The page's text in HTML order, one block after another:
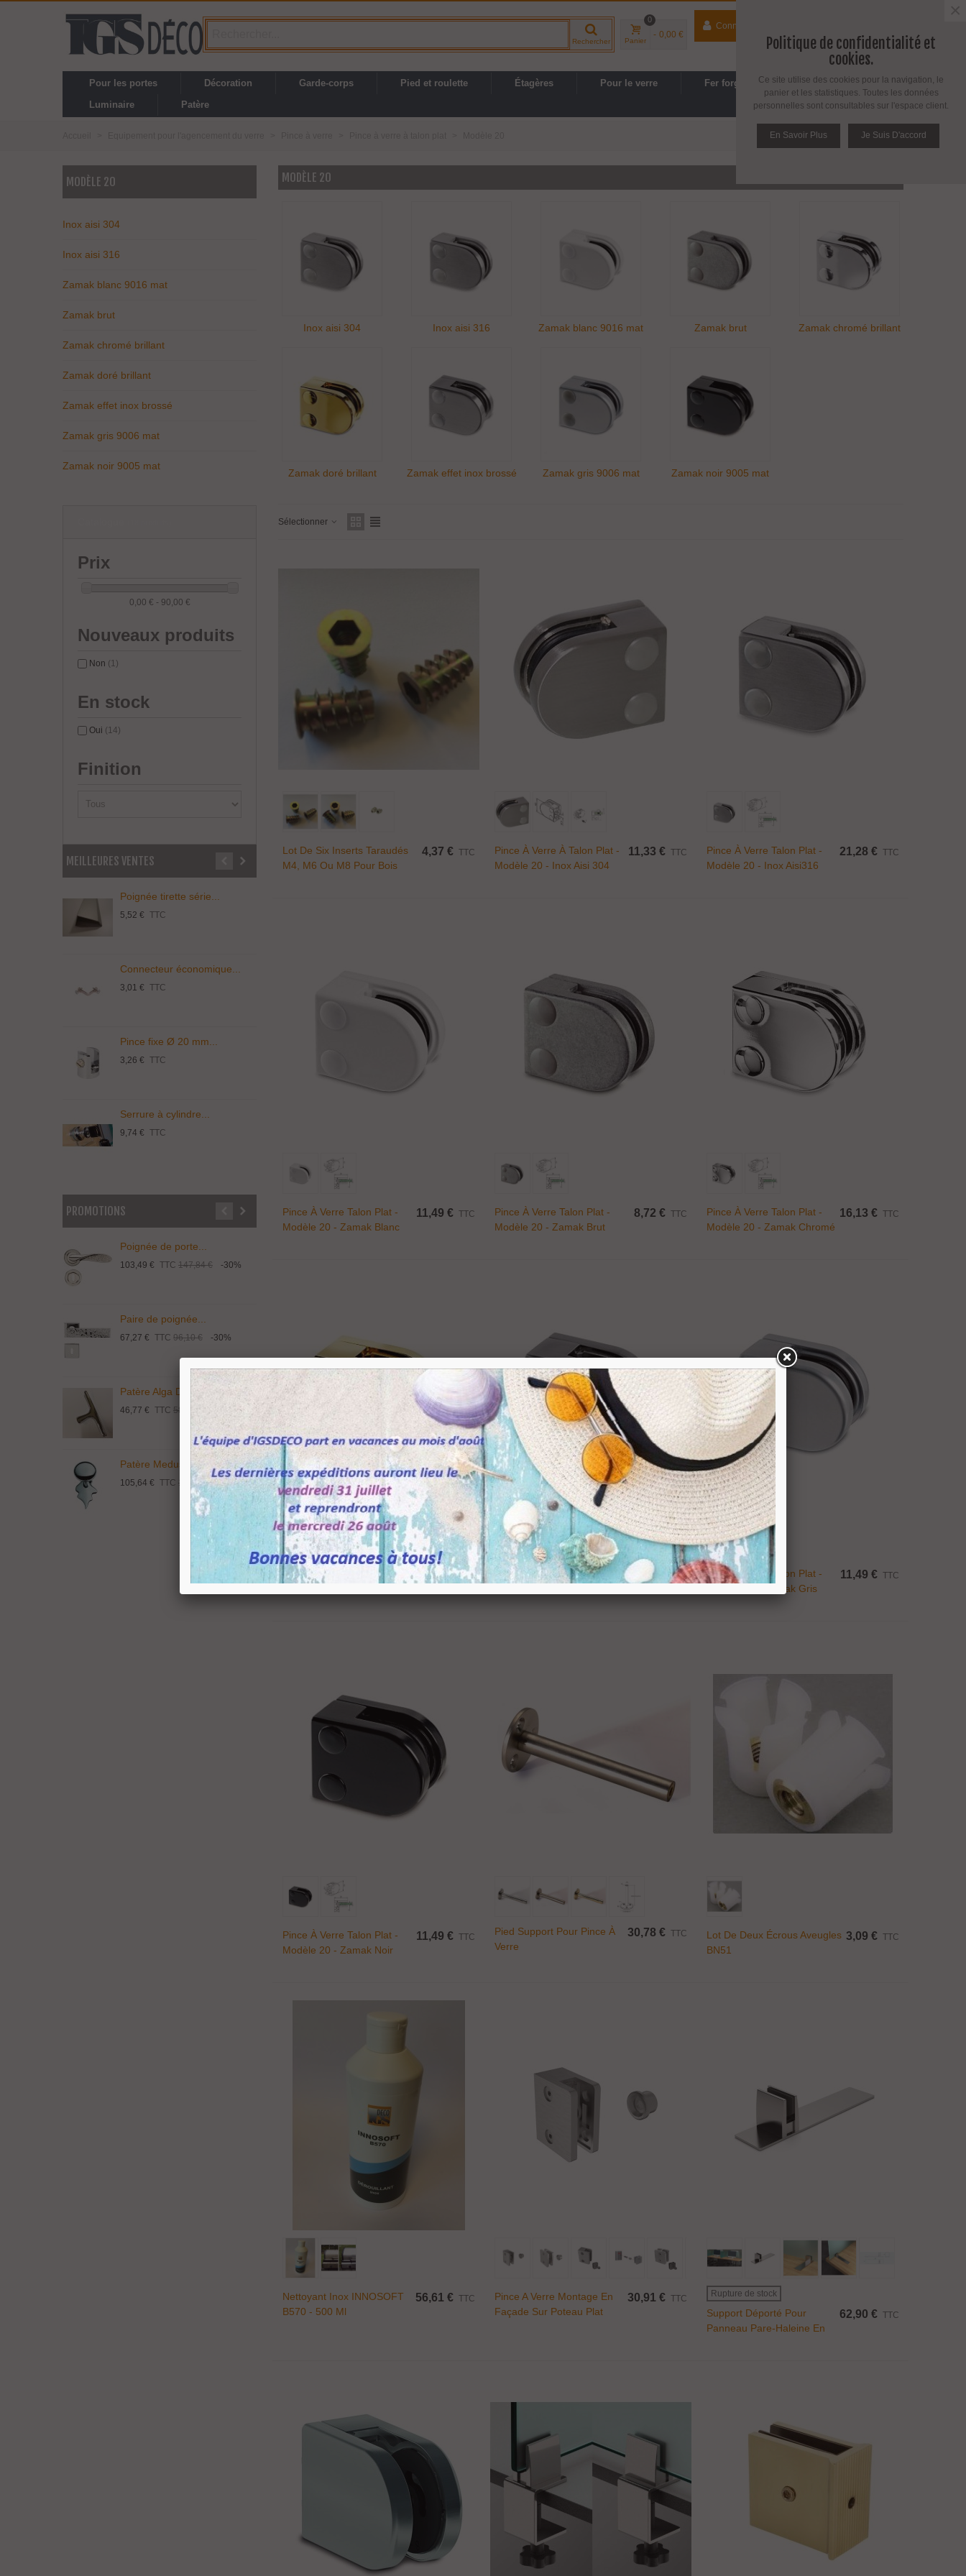
Rechercher Panier
0
- 0,00 €
Connecter
Espace PRO / Avantages PRO
Pour les portes Décoration Garde-corps Pied et roulette Étagères Pour le verre Fer forgé
Cuisine, SDB
Luminaire
Patère
MODÈLE 20
Inox aisi 304
Inox aisi 316
Zamak blanc 9016 mat
Zamak brut
Zamak chromé brillant
Zamak doré brillant
Zamak effet inox brossé
Zamak gris 9006 mat
Zamak noir 9005 mat
Prix
0,00 € - 90,00 €
Nouveaux produits
Non (1)
En stock
Oui (14)
Finition
MEILLEURES VENTES
Poignée tirette série...
5,52 € TTC
Connecteur économique...
3,01 € TTC
Pince fixe Ø 20 mm...
3,26 € TTC
Serrure à cylindre...
9,74 € TTC
PROMOTIONS
Poignée de porte...
103,49 € TTC 147,84 € -30%
Paire de poignée...
67,27 € TTC 96,10 € -30%
Patère Alga Design...
46,77 € TTC 58,46 €
Patère Medusa Lisse...
105,64 € TTC 132,05 € -20%
Patère Moby Design...
-20%
Poignée verticale...
4,26 € TTC 6,09 €
MODÈLE 20
Inox aisi 304 Inox aisi 316 Zamak blanc 9016 mat Zamak brut Zamak chromé brillant
Zamak doré brillant Zamak effet inox brossé Zamak gris 9006 mat Zamak noir 9005 mat
Sélectionner
Lot De Six Inserts Taraudés
M4, M6 Ou M8 Pour Bois
4,37 € TTC
Ajouter Au Panier
Pince À Verre À Talon Plat -
Modèle 20 - Inox Aisi 304
11,33 € TTC
Ajouter Au Panier
Pince À Verre Talon Plat -
Modèle 20 - Inox Aisi316
21,28 € TTC
Ajouter Au Panier
Pince À Verre Talon Plat -
Modèle 20 - Zamak Blanc
11,49 € TTC
Ajouter Au Panier
Pince À Verre Talon Plat -
Modèle 20 - Zamak Brut
8,72 € TTC
Ajouter Au Panier
Pince À Verre Talon Plat -
Modèle 20 - Zamak Chromé
16,13 € TTC
Ajouter Au Panier
Pince À Verre Talon Plat -
16,67 € TTC
Ajouter Au Panier
Pince À Verre Talon Plat -
13,14 € TTC
Ajouter Au Panier
Pince À Verre Talon Plat -
Modèle 20 - Zamak Gris
11,49 € TTC
Ajouter Au Panier
Pince À Verre Talon Plat -
Modèle 20 - Zamak Noir
11,49 € TTC
Pied Support Pour Pince À
Verre
30,78 € TTC
Lot De Deux Écrous Aveugles
BN51
3,09 € TTC
Ajouter Au Panier
Nettoyant Inox INNOSOFT
B570 - 500 Ml
56,61 € TTC
Pince A Verre Montage En
Façade Sur Poteau Plat
30,91 € TTC Rupture de stock
Support Déporté Pour
Panneau Pare-Haleine En
62,90 € TTC
Politique de confidentialité et
cookies.
Ce site utilise des cookies pour la navigation, le
panier et les statistiques. Toutes les données
personnelles sont consultables sur l'espace client.
En Savoir Plus Je Suis D'accord